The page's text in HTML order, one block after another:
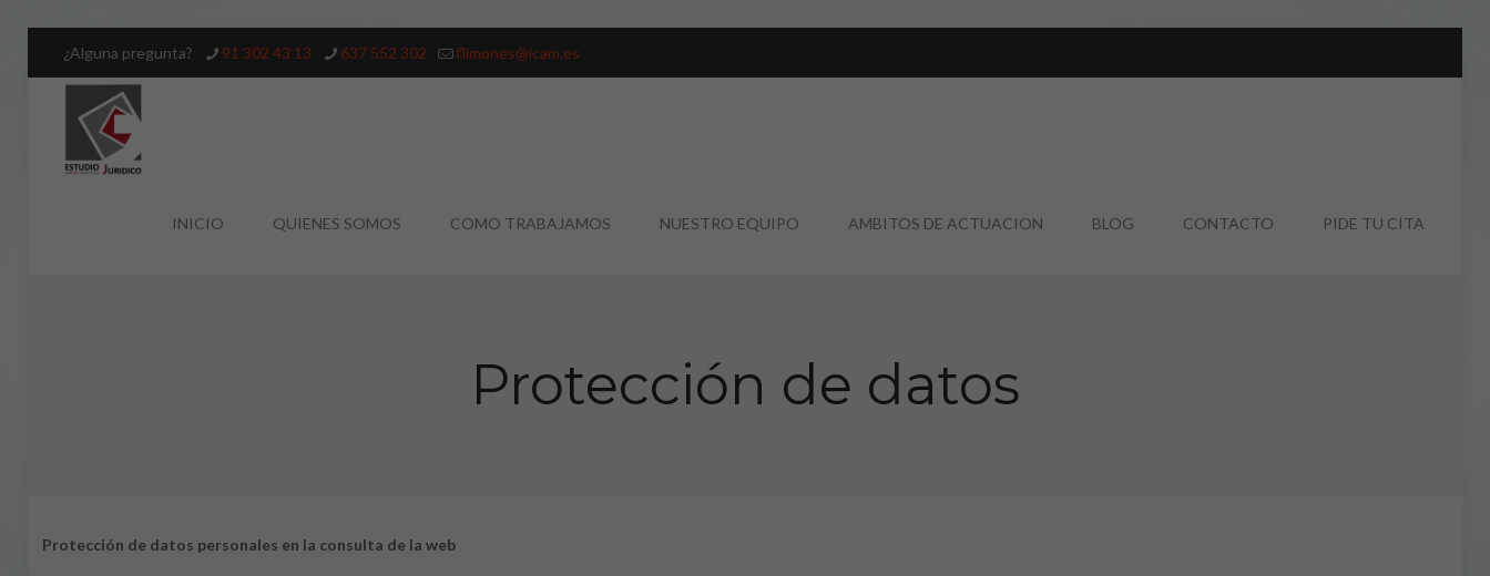
¿Alguna pregunta? 91 302 43 13 637 552 302 flimones@icam.es
INICIO QUIENES SOMOS COMO TRABAJAMOS NUESTRO EQUIPO AMBITOS DE ACTUACION BLOG CONTACTO PIDE TU CITA
Protección de datos
Protección de datos personales en la consulta de la web